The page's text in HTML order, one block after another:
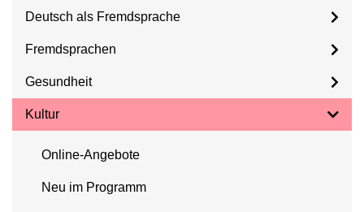
Deutsch als Fremdsprache
Fremdsprachen
Gesundheit
Kultur
Online-Angebote
Neu im Programm